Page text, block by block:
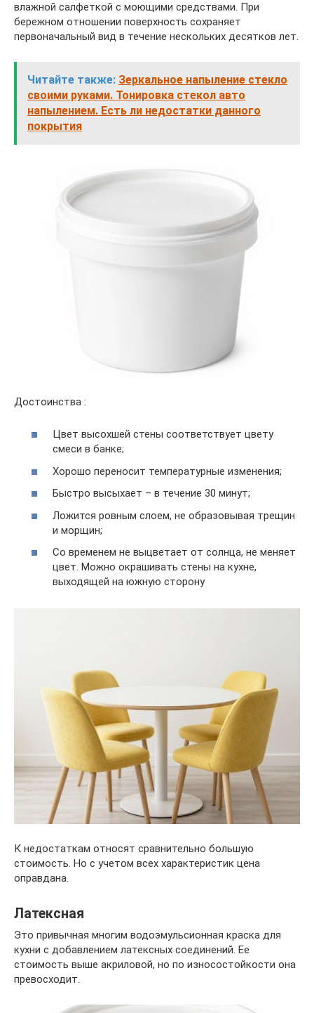
влажной салфеткой с моющими средствами. При
бережном отношении поверхность сохраняет
первоначальный вид в течение нескольких десятков лет.
Читайте также: Зеркальное напыление стекло
своими руками. Тонировка стекол авто
напылением. Есть ли недостатки данного
покрытия
Достоинства :
Цвет высохшей стены соответствует цвету
смеси в банке;
Хорошо переносит температурные изменения;
Быстро высыхает – в течение 30 минут;
Ложится ровным слоем, не образовывая трещин
и морщин;
Со временем не выцветает от солнца, не меняет
цвет. Можно окрашивать стены на кухне,
выходящей на южную сторону
К недостаткам относят сравнительно большую
стоимость. Но с учетом всех характеристик цена
оправдана.
Латексная
Это привычная многим водоэмульсионная краска для
кухни с добавлением латексных соединений. Ее
стоимость выше акриловой, но по износостойкости она
превосходит.